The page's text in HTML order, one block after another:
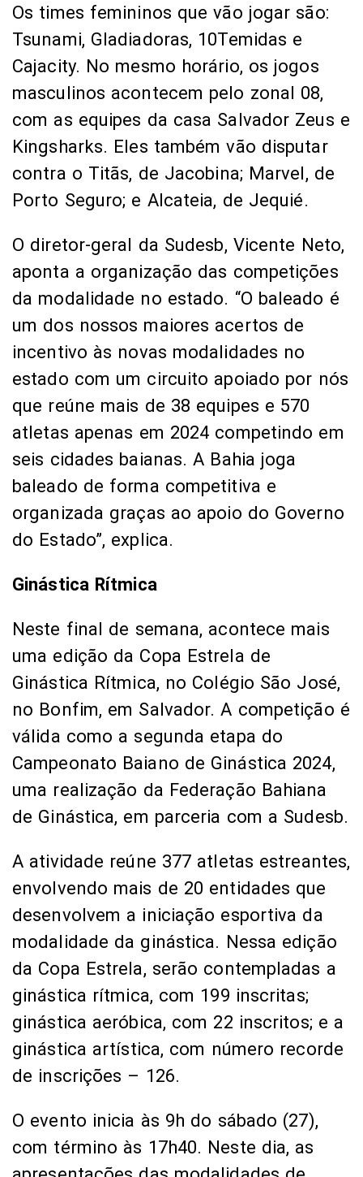
Os times femininos que vão jogar são:
Tsunami, Gladiadoras, 10Temidas e
Cajacity. No mesmo horário, os jogos
masculinos acontecem pelo zonal 08,
com as equipes da casa Salvador Zeus e
Kingsharks. Eles também vão disputar
contra o Titãs, de Jacobina; Marvel, de
Porto Seguro; e Alcateia, de Jequié.
O diretor-geral da Sudesb, Vicente Neto,
aponta a organização das competições
da modalidade no estado. “O baleado é
um dos nossos maiores acertos de
incentivo às novas modalidades no
estado com um circuito apoiado por nós
que reúne mais de 38 equipes e 570
atletas apenas em 2024 competindo em
seis cidades baianas. A Bahia joga
baleado de forma competitiva e
organizada graças ao apoio do Governo
do Estado”, explica.
Ginástica Rítmica
Neste final de semana, acontece mais
uma edição da Copa Estrela de
Ginástica Rítmica, no Colégio São José,
no Bonfim, em Salvador. A competição é
válida como a segunda etapa do
Campeonato Baiano de Ginástica 2024,
uma realização da Federação Bahiana
de Ginástica, em parceria com a Sudesb.
A atividade reúne 377 atletas estreantes,
envolvendo mais de 20 entidades que
desenvolvem a iniciação esportiva da
modalidade da ginástica. Nessa edição
da Copa Estrela, serão contempladas a
ginástica rítmica, com 199 inscritas;
ginástica aeróbica, com 22 inscritos; e a
ginástica artística, com número recorde
de inscrições – 126.
O evento inicia às 9h do sábado (27),
com término às 17h40. Neste dia, as